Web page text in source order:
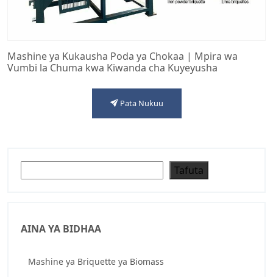
Tafuta
AINA YA BIDHAA
Mashine ya Briquette ya Biomass
Mashine ya Kukausha Poda ya Chokaa | Mpira wa
Vumbi la Chuma kwa Kiwanda cha Kuyeyusha
Pata Nukuu